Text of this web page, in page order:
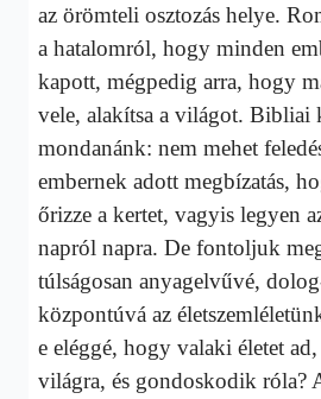
az örömteli osztozás helye.
a hatalomról, hogy minden
kapott, mégpedig arra, hogy
vele, alakítsa a világot. Bibliai
mondanánk: nem mehet
embernek adott megbízatás,
őrizze a kertet, vagyis legyen
napról napra. De fontoljuk
túlságosan anyagelvűvé,
központúvá az
e eléggé, hogy valaki életet ad,
világra, és gondoskodik róla?